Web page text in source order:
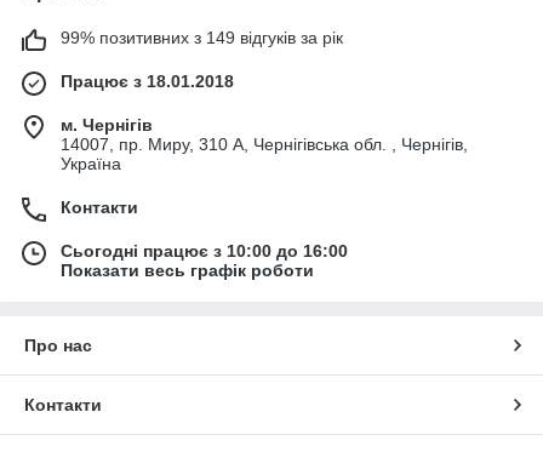
99% позитивних з 149 відгуків за рік
Працює з 18.01.2018
м. Чернігів
14007, пр. Миру, 310 А, Чернігівська обл. , Чернігів,
Україна
Контакти
Сьогодні працює з 10:00 до 16:00
Показати весь графік роботи
Про нас
Контакти